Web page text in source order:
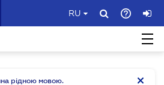
RU
рідною мовою.